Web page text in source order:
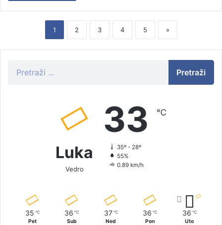
1 2 3 4 5 »
Pretraži
Luka
Vedro
33 ℃
35º - 28º
55%
0.89 km/h
35 ℃
Pet
36 ℃
Sub
37 ℃
Ned
36 ℃
Pon
36 ℃
Uto